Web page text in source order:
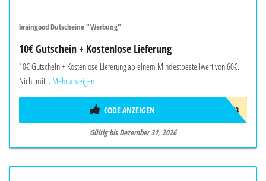
braingood Dutscheine "Werbung"
10€ Gutschein + Kostenlose Lieferung
10€ Gutschein + Kostenlose Lieferung ab einem Mindestbestellwert von 60€.
Nicht mit... Mehr anzeigen
BRAW403
CODE ANZEIGEN
Gültig bis Dezember 31, 2026